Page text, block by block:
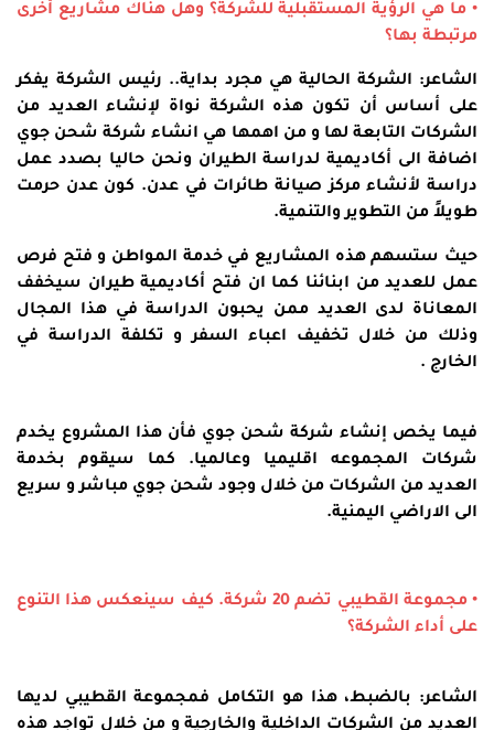
• ما هي الرؤية المستقبلية للشركة؟ وهل هناك مشاريع أخرى
مرتبطة بها؟
الشاعر: الشركة الحالية هي مجرد بداية.. رئيس الشركة يفكر
على أساس أن تكون هذه الشركة نواة لإنشاء العديد من
الشركات التابعة لها و من اهمها هي انشاء شركة شحن جوي
اضافة الى أكاديمية لدراسة الطيران ونحن حاليا بصدد عمل
دراسة لأنشاء مركز صيانة طائرات في عدن. كون عدن حرمت
طويلاً من التطوير والتنمية.
حيث ستسهم هذه المشاريع في خدمة المواطن و فتح فرص
عمل للعديد من ابنائنا كما ان فتح أكاديمية طيران سيخفف
المعاناة لدى العديد ممن يحبون الدراسة في هذا المجال
وذلك من خلال تخفيف اعباء السفر و تكلفة الدراسة في
الخارج .
فيما يخص إنشاء شركة شحن جوي فأن هذا المشروع يخدم
شركات المجموعه اقليميا وعالميا. كما سيقوم بخدمة
العديد من الشركات من خلال وجود شحن جوي مباشر و سريع
الى الاراضي اليمنية.
• مجموعة القطيبي تضم 20 شركة. كيف سينعكس هذا التنوع
على أداء الشركة؟
الشاعر: بالضبط، هذا هو التكامل فمجموعة القطيبي لديها
العديد من الشركات الداخلية والخارجية و من خلال تواجد هذه